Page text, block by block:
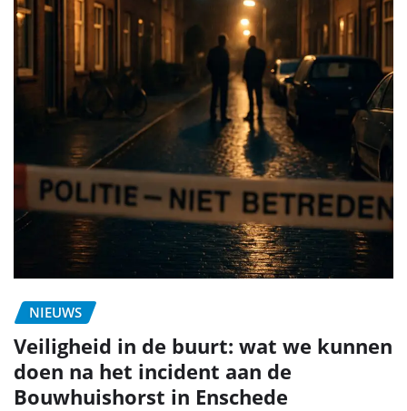
NIEUWS
Veiligheid in de buurt: wat we kunnen
doen na het incident aan de
Bouwhuishorst in Enschede